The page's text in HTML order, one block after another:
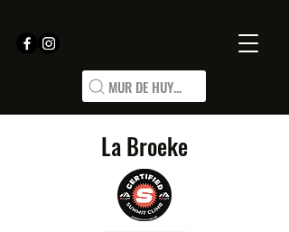
MUR DE HUY...
La Broeke